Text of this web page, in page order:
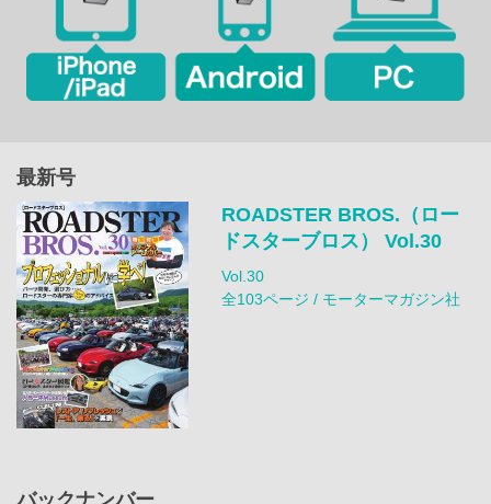
最新号
ROADSTER BROS.（ロー
ドスターブロス） Vol.30
Vol.30
全103ページ / モーターマガジン社
バックナンバー